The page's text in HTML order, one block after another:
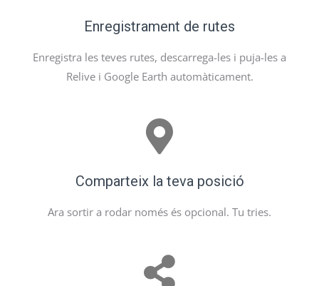
Enregistrament de rutes
Enregistra les teves rutes, descarrega-les i puja-les a
Relive i Google Earth automàticament.
Comparteix la teva posició
Ara sortir a rodar només és opcional. Tu tries.